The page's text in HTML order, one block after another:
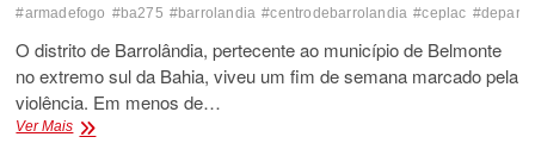
#armadefogo #ba275 #barrolandia #centrodebarrolandia #ceplac
O distrito de Barrolândia, pertecente ao município de Belmonte
no extremo sul da Bahia, viveu um fim de semana marcado pela
violência. Em menos de…
Ver MaisFINAL